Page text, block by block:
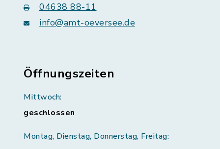
04638 88-11
info@amt-oeversee.de
Öffnungszeiten
Mittwoch:
geschlossen
Montag, Dienstag, Donnerstag, Freitag: